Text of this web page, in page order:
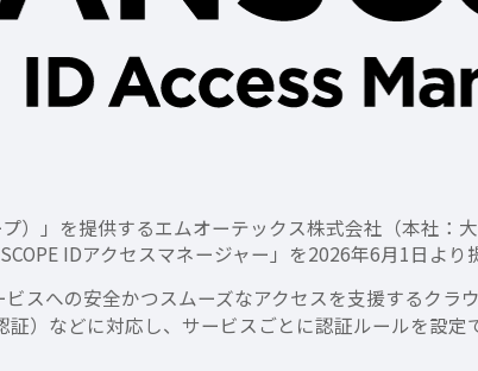
）」を提供するエムオーテックス株式会社（本社：
IDアクセスマネージャー」を2026年6月1日より
スへの安全かつスムーズなアクセスを支援するクラ
）などに対応し、サービスごとに認証ルールを設